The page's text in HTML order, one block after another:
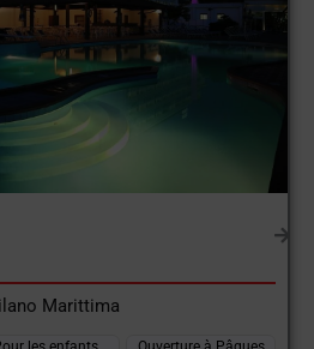
est connue sous le nom de "Bel
ainsi que son histoire et les
sur le territoire lui ont
des régions italiennes qui
le concept de Bel Paese est
régions du pays, et c'est ce qui en
par les touristes nationaux et
collines douces et charmantes,
Romagne offre à ses visiteurs
Marittima